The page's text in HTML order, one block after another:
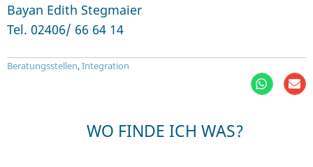
Bayan Edith Stegmaier
Tel. 02406/ 66 64 14
Beratungsstellen,Integration
WO FINDE ICH WAS?